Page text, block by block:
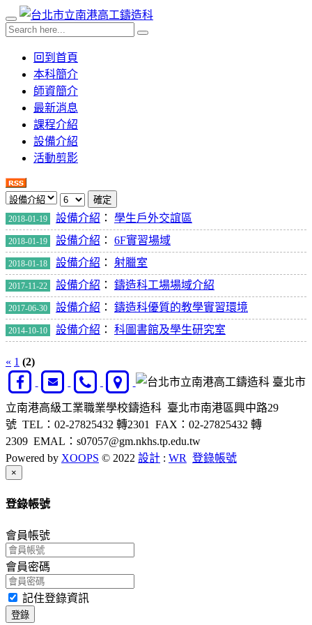
回到首頁
本科簡介
師資簡介
最新消息
課程介紹
設備介紹
活動剪影
確定
2018-01-19 設備介紹 ： 學生戶外交誼區
2018-01-19 設備介紹 ： 6F實習場域
2018-01-18 設備介紹 ： 射臘室
2017-11-22 設備介紹 ： 鑄造科工場場域介紹
2017-06-30 設備介紹 ： 鑄造科優質的教學實習環境
2014-10-10 設備介紹 ： 科圖書館及學生研究室
« 1 (2)
臺北市
立南港高級工業職業學校鑄造科 臺北市南港區興中路29
號 TEL：02-27825432 轉2301 FAX：02-27825432 轉
2309 EMAL：s07057@gm.nkhs.tp.edu.tw
Powered by XOOPS © 2022 設計 : WR 登錄帳號
×
登錄帳號
會員帳號
會員密碼
記住登錄資訊
登錄